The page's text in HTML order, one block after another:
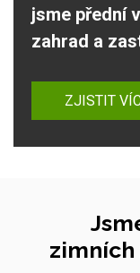
jsme přední
zahrad a
ZJISTIT
zimních